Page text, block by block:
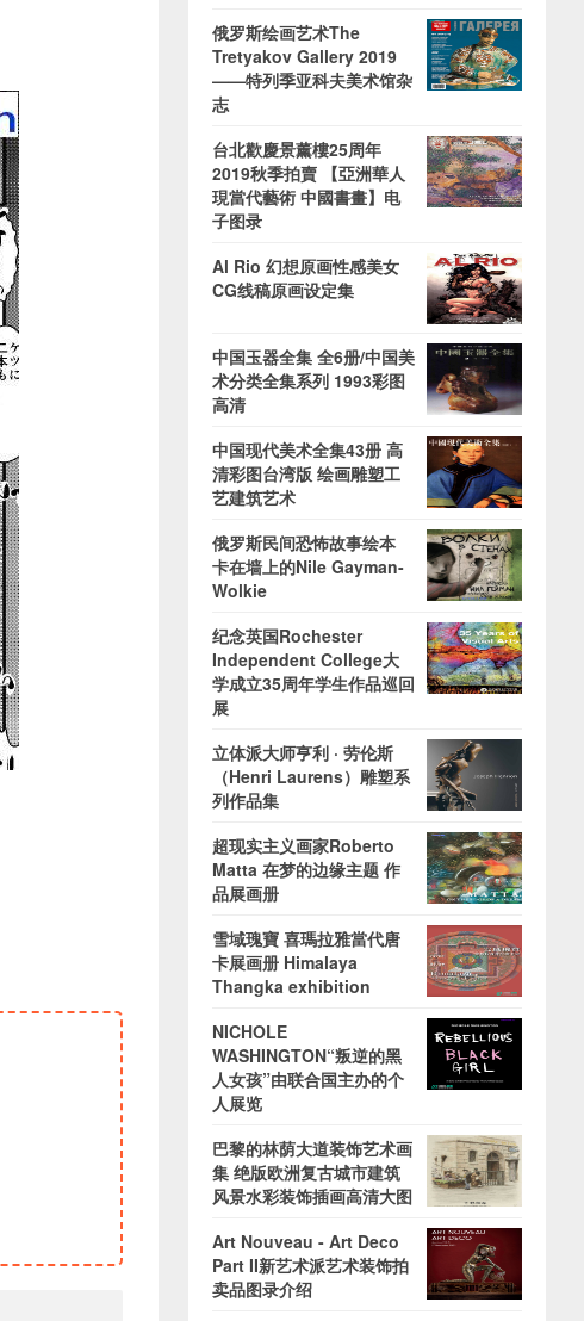
俄罗斯绘画艺术The
Tretyakov Gallery 2019
——特列季亚科夫美术馆杂
志
台北歡慶景薰樓25周年
2019秋季拍賣 【亞洲華人
現當代藝術 中國書畫】电
子图录
Al Rio 幻想原画性感美女
CG线稿原画设定集
中国玉器全集 全6册/中国美
术分类全集系列 1993彩图
高清
中国现代美术全集43册 高
清彩图台湾版 绘画雕塑工
艺建筑艺术
俄罗斯民间恐怖故事绘本
卡在墙上的Nile Gayman-
Wolkie
纪念英国Rochester
Independent College大
学成立35周年学生作品巡回
展
立体派大师亨利 · 劳伦斯
（Henri Laurens）雕塑系
列作品集
超现实主义画家Roberto
Matta 在梦的边缘主题 作
品展画册
雪域瑰寶 喜瑪拉雅當代唐
卡展画册 Himalaya
Thangka exhibition
NICHOLE
WASHINGTON“叛逆的黑
人女孩”由联合国主办的个
人展览
巴黎的林荫大道装饰艺术画
集 绝版欧洲复古城市建筑
风景水彩装饰插画高清大图
Art Nouveau - Art Deco
Part II新艺术派艺术装饰拍
卖品图录介绍